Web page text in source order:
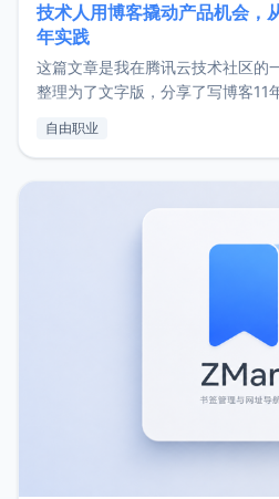
技术人用博客撬动产品机会，
年实践
这篇文章是我在腾讯云技术社区的
整理为了文字版，分享了写博客11
了我的首个产品ImgURL的真实数
自由职业